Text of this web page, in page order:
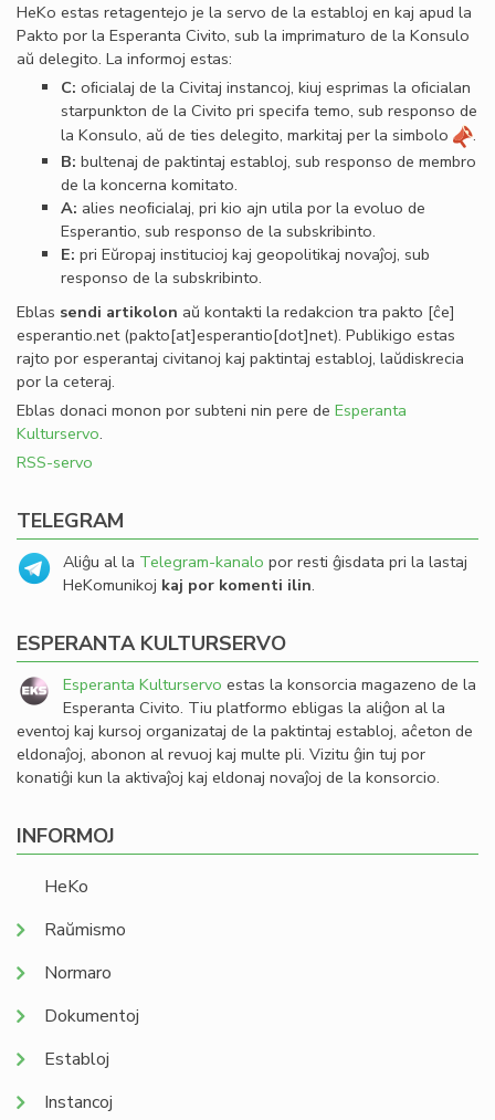
HeKo estas retagentejo je la servo de la establoj en kaj apud la
Pakto por la Esperanta Civito, sub la imprimaturo de la Konsulo
aŭ delegito. La informoj estas:
C: oﬁcialaj de la Civitaj instancoj, kiuj esprimas la oﬁcialan
starpunkton de la Civito pri specifa temo, sub responso de
la Konsulo, aŭ de ties delegito, markitaj per la simbolo
.
B: bultenaj de paktintaj establoj, sub responso de membro
de la koncerna komitato.
A: alies neoﬁcialaj, pri kio ajn utila por la evoluo de
Esperantio, sub responso de la subskribinto.
E: pri Eŭropaj institucioj kaj geopolitikaj novaĵoj, sub
responso de la subskribinto.
Eblas sendi artikolon aŭ kontakti la redakcion tra pakto [ĉe]
esperantio.net(pakto[at]esperantio[dot]net). Publikigo estas
rajto por esperantaj civitanoj kaj paktintaj establoj, laŭdiskrecia
por la ceteraj.
Eblas donaci monon por subteni nin pere de Esperanta
Kulturservo.
RSS-servo
TELEGRAM
Aliĝu al la Telegram-kanalo por resti ĝisdata pri la lastaj
HeKomunikoj kaj por komenti ilin.
ESPERANTA KULTURSERVO
Esperanta Kulturservo estas la konsorcia magazeno de la
Esperanta Civito. Tiu platformo ebligas la aliĝon al la
eventoj kaj kursoj organizataj de la paktintaj establoj, aĉeton de
eldonaĵoj, abonon al revuoj kaj multe pli. Vizitu ĝin tuj por
konatiĝi kun la aktivaĵoj kaj eldonaj novaĵoj de la konsorcio.
INFORMOJ
HeKo
Raŭmismo
Normaro
Dokumentoj
Establoj
Instancoj